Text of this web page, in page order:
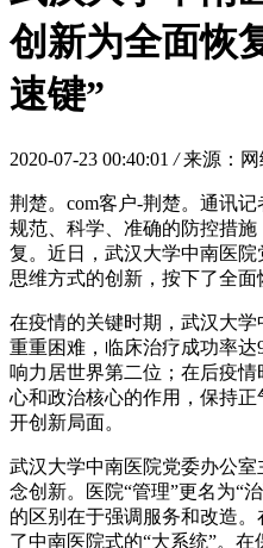
创新为全面恢
速键”
2020-07-23 00:40:01 / 来源：
荆楚。com客户-荆楚。通讯
规范、科学、准确的防控措
复。近日，武汉大学中南医
思维方式的创新，按下了全面
在疫情的关键时期，武汉大
重重困难，临床治疗成功率达
响力居世界第二位；在后疫
心和政治核心的作用，保持
开创新局面。
武汉大学中南医院党委办公
念创新。医院“管理”更名为“
的区别在于强调服务和改造
了中南医院式的“大系统”。